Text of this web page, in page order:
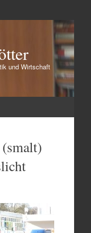
und Wirtschaft